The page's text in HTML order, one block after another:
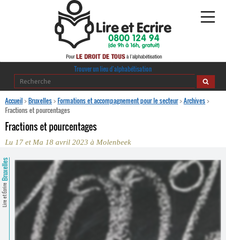
Alphabétisation
Regards croisés
Ressources pédagogiques
Espace presse
Contacts
Trouver un lieu d’alphabétisation
Accueil>Bruxelles>Formations et accompagnement pour le secteur>Archives>
Fractions et pourcentages
Fractions et pourcentages
Lu 17 et Ma 18 avril 2023 à Molenbeek
Lire et Écrire
Bruxelles